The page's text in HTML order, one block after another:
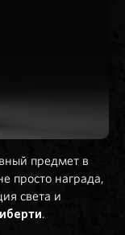
предмет в
просто награда,
света и
.